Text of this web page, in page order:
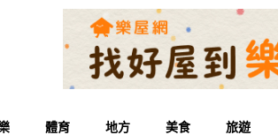
體育 地方 美食 旅遊